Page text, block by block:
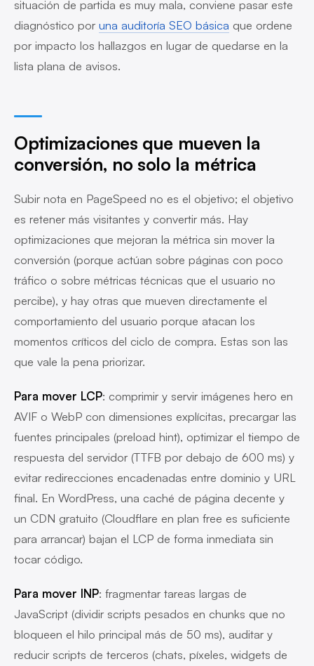
situación de partida es muy mala, conviene pasar este
diagnóstico por una auditoría SEO básica que ordene
por impacto los hallazgos en lugar de quedarse en la
lista plana de avisos.
Optimizaciones que mueven la
conversión, no solo la métrica
Subir nota en PageSpeed no es el objetivo; el objetivo
es retener más visitantes y convertir más. Hay
optimizaciones que mejoran la métrica sin mover la
conversión (porque actúan sobre páginas con poco
tráfico o sobre métricas técnicas que el usuario no
percibe), y hay otras que mueven directamente el
comportamiento del usuario porque atacan los
momentos críticos del ciclo de compra. Estas son las
que vale la pena priorizar.
Para mover LCP: comprimir y servir imágenes hero en
AVIF o WebP con dimensiones explícitas, precargar las
fuentes principales (preload hint), optimizar el tiempo de
respuesta del servidor (TTFB por debajo de 600 ms) y
evitar redirecciones encadenadas entre dominio y URL
final. En WordPress, una caché de página decente y
un CDN gratuito (Cloudflare en plan free es suficiente
para arrancar) bajan el LCP de forma inmediata sin
tocar código.
Para mover INP: fragmentar tareas largas de
JavaScript (dividir scripts pesados en chunks que no
bloqueen el hilo principal más de 50 ms), auditar y
reducir scripts de terceros (chats, píxeles, widgets de